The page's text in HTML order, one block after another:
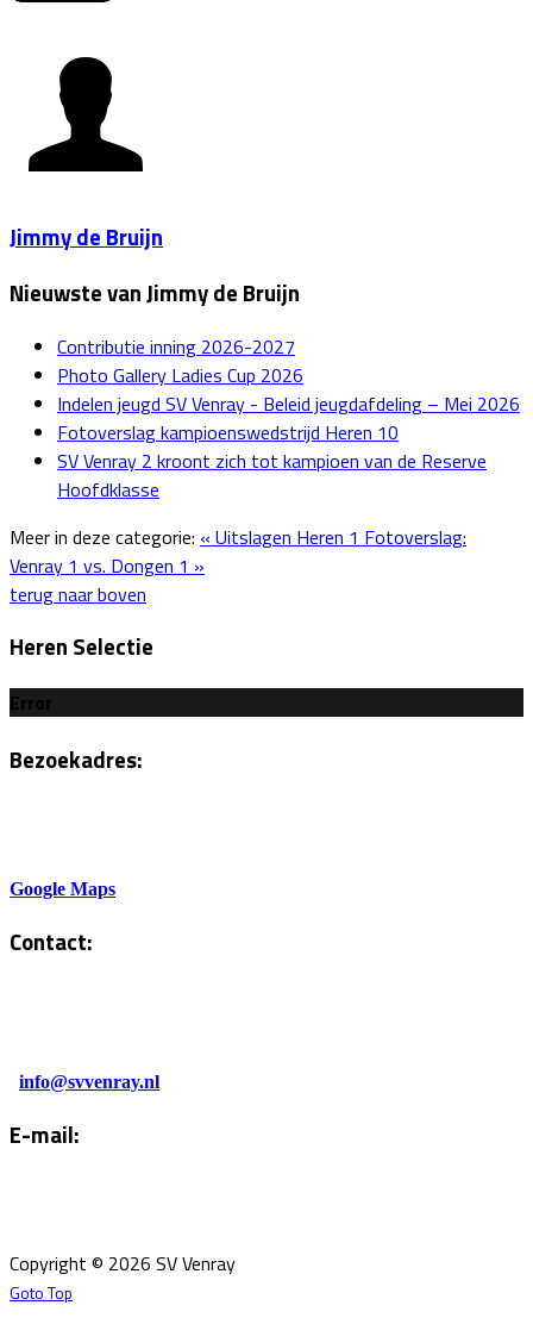
Jimmy de Bruijn
Nieuwste van Jimmy de Bruijn
Contributie inning 2026-2027
Photo Gallery Ladies Cup 2026
Indelen jeugd SV Venray - Beleid jeugdafdeling – Mei 2026
Fotoverslag kampioenswedstrijd Heren 10
SV Venray 2 kroont zich tot kampioen van de Reserve
Hoofdklasse
Meer in deze categorie: « Uitslagen Heren 1 Fotoverslag:
Venray 1 vs. Dongen 1 »
terug naar boven
Heren Selectie
Error
Bezoekadres:
Google Maps
Contact:
info@svvenray.nl
E-mail:
Copyright © 2026 SV Venray
Goto Top